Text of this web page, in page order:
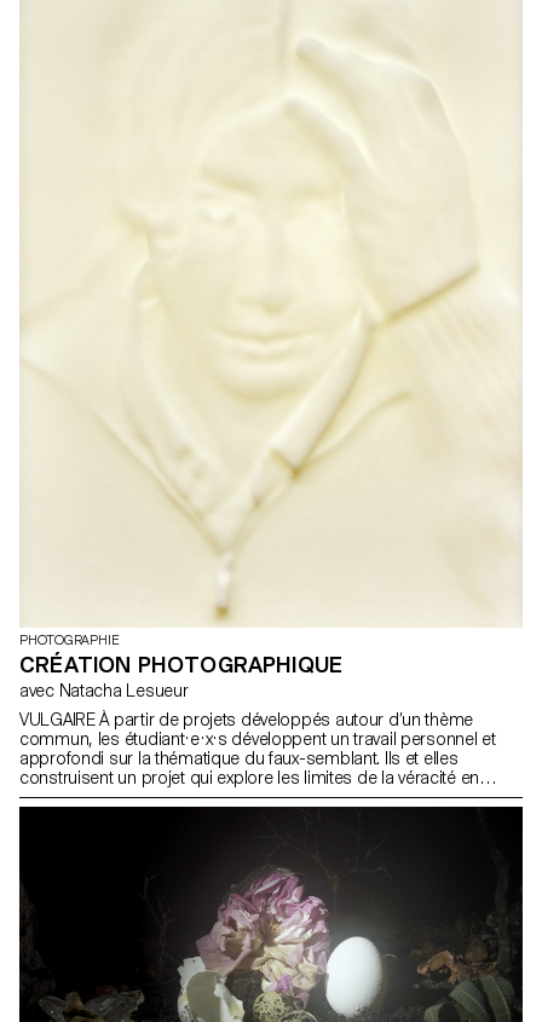
conditions proches de la réalité professionnelle. Les
étudiant·e·x·s affineront ainsi leur regard d’auteur tout en se
préparant aux exigences des mandats éditoriaux et commerciaux.
PHOTOGRAPHIE
CRÉATION PHOTOGRAPHIQUE
avec Natacha Lesueur
VULGAIRE À partir de projets développés autour d’un thème
commun, les étudiant·e·x·s développent un travail personnel et
approfondi sur la thématique du faux-semblant. Ils et elles
construisent un projet qui explore les limites de la véracité en
photographie.